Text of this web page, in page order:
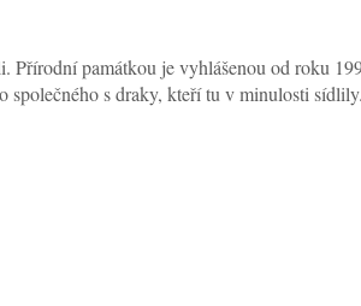
Přírodní památkou je vyhlášenou od roku
společného s draky, kteří tu v minulosti